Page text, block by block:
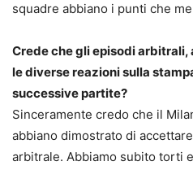
squadre abbiano i punti che
Crede che gli episodi arbitrali,
le diverse reazioni sulla
successive partite?
Sinceramente credo che il
abbiano dimostrato di
arbitrale. Abbiamo subito torti